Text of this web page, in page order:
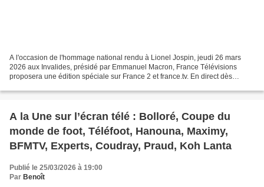
A l'occasion de l'hommage national rendu à Lionel Jospin, jeudi 26 mars
2026 aux Invalides, présidé par Emmanuel Macron, France Télévisions
proposera une édition spéciale sur France 2 et france.tv. En direct dès
A la Une sur l’écran télé : Bolloré, Coupe du
monde de foot, Téléfoot, Hanouna, Maximy,
BFMTV, Experts, Coudray, Praud, Koh Lanta
Publié le 25/03/2026 à 19:00
Par Benoît